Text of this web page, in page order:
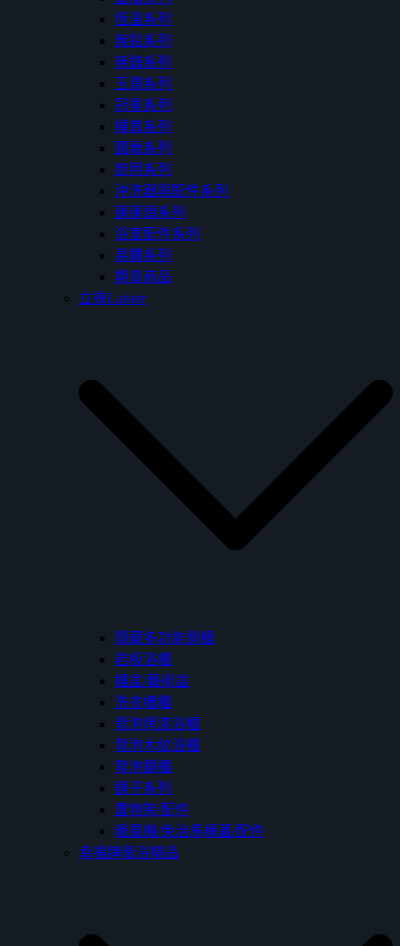
恆溫系列
無鉛系列
無鋒系列
玉潤系列
冠冕系列
樸真系列
圓舞系列
廚用系列
沖洗器與配件系列
蓮蓬頭系列
浴室配件系列
易購系列
期貨商品
立徠Laister
隱藏多功能側櫃
岩板浴櫃
櫃盆/藝術盆
洗衣槽櫃
發泡烤漆浴櫃
發泡木紋浴櫃
發泡鏡櫃
鏡子系列
置物架/配件
暖風機/免治馬桶蓋/配件
幸福牌衛浴精品